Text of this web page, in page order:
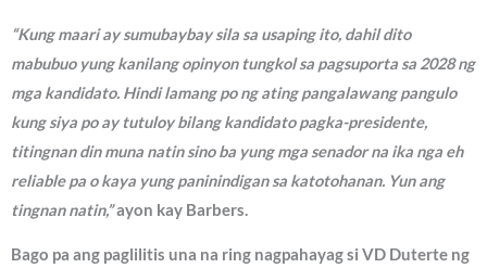
“Kung maari ay sumubaybay sila sa usaping ito, dahil dito
mabubuo yung kanilang opinyon tungkol sa pagsuporta sa 2028 ng
mga kandidato. Hindi lamang po ng ating pangalawang pangulo
kung siya po ay tutuloy bilang kandidato pagka-presidente,
titingnan din muna natin sino ba yung mga senador na ika nga eh
reliable pa o kaya yung paninindigan sa katotohanan. Yun ang
tingnan natin,”ayon kay Barbers.
Bago pa ang paglilitis una na ring nagpahayag si VD Duterte ng